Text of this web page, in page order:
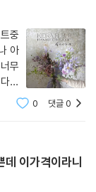
중
아
무
고
0 댓글0
이가격이라니